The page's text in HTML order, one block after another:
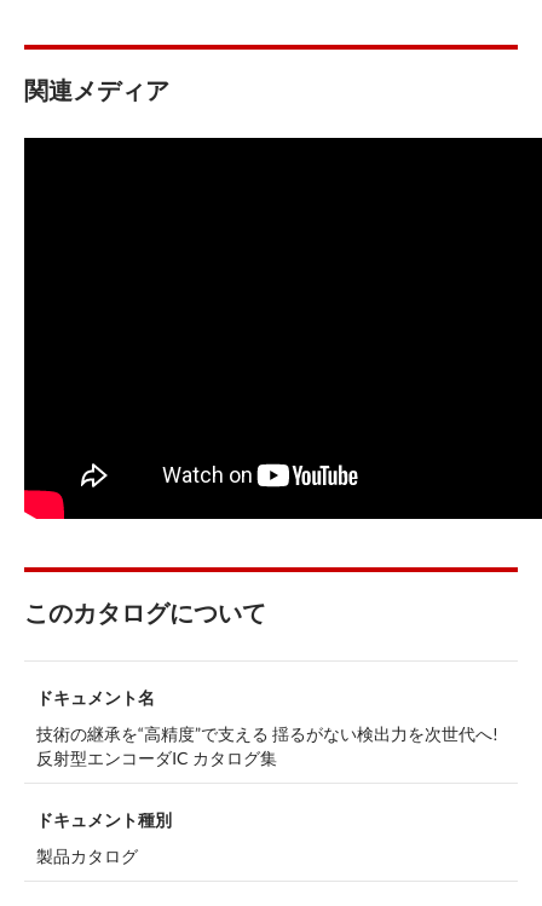
関連メディア
このカタログについて
ドキュメント名
技術の継承を“高精度”で支える 揺るがない検出力を次世代へ!
反射型エンコーダIC カタログ集
ドキュメント種別
製品カタログ